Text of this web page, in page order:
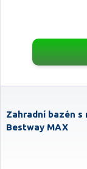
Zahradní bazén s
Bestway MAX